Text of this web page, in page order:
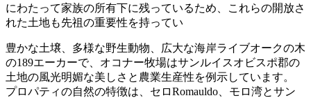
にわたって家族の所有下に残っているため、これらの開放さ
れた土地も先祖の重要性を持ってい
豊かな土壌、多様な野生動物、広大な海岸ライブオークの木
の189エーカーで、オコナー牧場はサンルイスオビスポ郡の
土地の風光明媚な美しさと農業生産性を例示しています。
プロパティの自然の特徴は、セロRomauldo、モロ湾とサン